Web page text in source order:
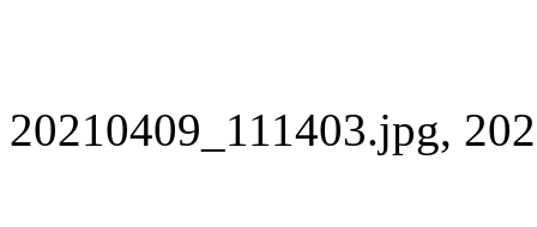
20210409_111403.jpg,